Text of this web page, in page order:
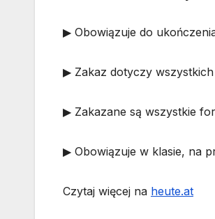
▶ Obowiązuje do
▶ Zakaz dotyczy
▶ Zakazane są wszystkie
▶ Obowiązuje w klasie, na
Czytaj więcej na heute.at